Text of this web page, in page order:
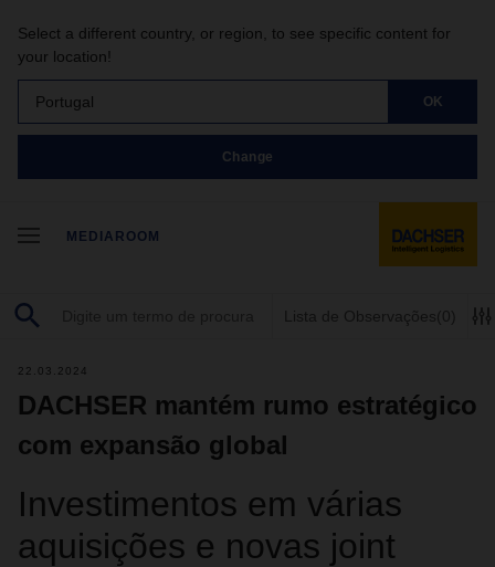
Select a different country, or region, to see specific content for
your location!
Portugal OK
Change
MEDIAROOM
Lista de Observações (0)
22.03.2024
DACHSER mantém rumo estratégico
com expansão global
Investimentos em várias
aquisições e novas joint